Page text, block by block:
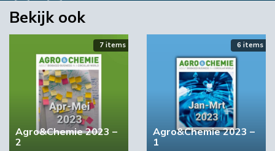
Bekijk ook
7 items
Agro&Chemie 2023 –
2
6 items
Agro&Chemie 2023 –
1